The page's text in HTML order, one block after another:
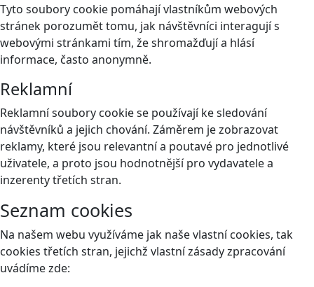
Tyto soubory cookie pomáhají vlastníkům webových
stránek porozumět tomu, jak návštěvníci interagují s
webovými stránkami tím, že shromažďují a hlásí
informace, často anonymně.
Reklamní
Reklamní soubory cookie se používají ke sledování
návštěvníků a jejich chování. Záměrem je zobrazovat
reklamy, které jsou relevantní a poutavé pro jednotlivé
uživatele, a proto jsou hodnotnější pro vydavatele a
inzerenty třetích stran.
Seznam cookies
Na našem webu využíváme jak naše vlastní cookies, tak
cookies třetích stran, jejichž vlastní zásady zpracování
uvádíme zde: